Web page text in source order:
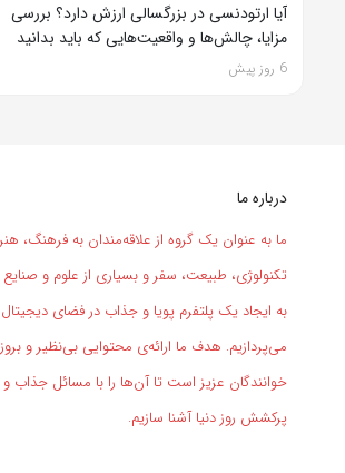
آیا ارتودنسی در بزرگسالی ارزش دارد؟ بررسی
مزایا، چالش‌ها و واقعیت‌هایی که باید بدانید
6 روز پیش
درباره ما
ما به عنوان یک گروه از علاقه‌مندان به فرهنگ،
تکنولوژی، طبیعت، سفر و بسیاری از علوم و صنایع
به ایجاد یک پلتفرم پویا و جذاب در فضای دیجیتال
می‌پردازیم. هدف ما ارائه‌ی محتوایی بی‌نظیر و
خوانندگان عزیز است تا آن‌ها را با مسائل جذاب و
پرکشش روز دنیا آشنا سازیم.